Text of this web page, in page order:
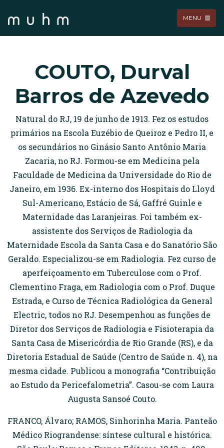
MENU
COUTO, Durval
Barros de Azevedo
Natural do RJ, 19 de junho de 1913. Fez os estudos
primários na Escola Euzébio de Queiroz e Pedro II, e
os secundários no Ginásio Santo Antônio Maria
Zacaria, no RJ. Formou-se em Medicina pela
Faculdade de Medicina da Universidade do Rio de
Janeiro, em 1936. Ex-interno dos Hospitais do Lloyd
Sul-Americano, Estácio de Sá, Gaffré Guinle e
Maternidade das Laranjeiras. Foi também ex-
assistente dos Serviços de Radiologia da
Maternidade Escola da Santa Casa e do Sanatório São
Geraldo. Especializou-se em Radiologia. Fez curso de
aperfeiçoamento em Tuberculose com o Prof.
Clementino Fraga, em Radiologia com o Prof. Duque
Estrada, e Curso de Técnica Radiológica da General
Electric, todos no RJ. Desempenhou as funções de
Diretor dos Serviços de Radiologia e Fisioterapia da
Santa Casa de Misericórdia de Rio Grande (RS), e da
Diretoria Estadual de Saúde (Centro de Saúde n. 4), na
mesma cidade. Publicou a monografia “Contribuição
ao Estudo da Pericefalometria”. Casou-se com Laura
Augusta Sansoé Couto.
FRANCO, Álvaro; RAMOS, Sinhorinha Maria. Panteão
Médico Riograndense: síntese cultural e histórica.